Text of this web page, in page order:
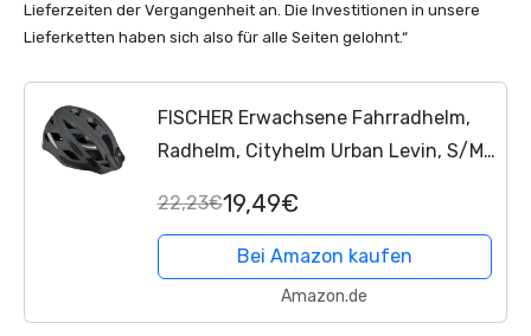
Lieferzeiten der Vergangenheit an. Die Investitionen in unsere
Lieferketten haben sich also für alle Seiten gelohnt.“
FISCHER Erwachsene Fahrradhelm,
Radhelm, Cityhelm Urban Levin, S/M,
Innenring-System
22,23€19,49€
Bei Amazon kaufen
Amazon.de